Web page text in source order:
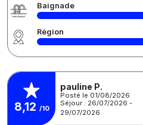
Baignade
Région
8,12 /10
pauline P.
Posté le 01/08/2026
Séjour : 26/07/2026 -
29/07/2026